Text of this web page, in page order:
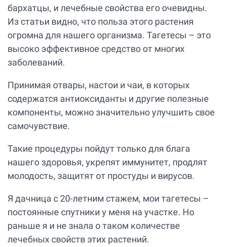
бархатцы, и лечебные свойства его очевидны.
Из статьи видно, что польза этого растения
огромна для нашего организма. Тагетесы – это
высоко эффективное средство от многих
заболеваний.
Принимая отвары, настои и чаи, в которых
содержатся антиоксиданты и другие полезные
компоненты, можно значительно улучшить свое
самочувствие.
Такие процедуры пойдут только для блага
нашего здоровья, укрепят иммунитет, продлят
молодость, защитят от простуды и вирусов.
Я дачница с 20-летним стажем, мои тагетесы –
постоянные спутники у меня на участке. Но
раньше я и не знала о таком количестве
лечебных свойств этих растений.